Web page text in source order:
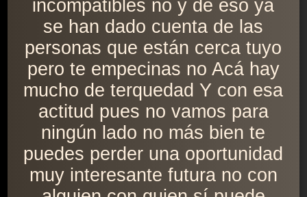
incompatibles no y de eso ya
se han dado cuenta de las
personas que están cerca tuyo
pero te empecinas no Acá hay
mucho de terquedad Y con esa
actitud pues no vamos para
ningún lado no más bien te
puedes perder una oportunidad
muy interesante futura no con